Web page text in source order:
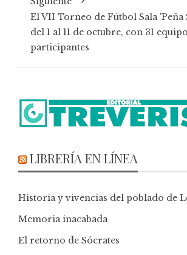
El VII Torneo de Fútbol Sala 'Peña
del 1 al 11 de octubre, con 31
participantes
LIBRERÍA EN LÍNEA
Historia y vivencias del poblado de
Memoria inacabada
El retorno de Sócrates